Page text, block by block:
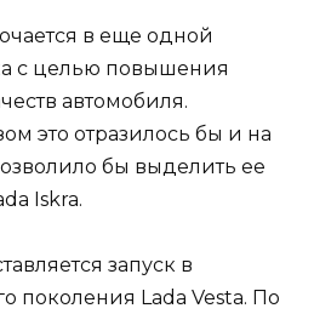
в еще одной
с целью повышения
автомобиля.
это отразилось бы и на
бы выделить ее
Iskra.
запуск в
поколения Lada Vesta. По